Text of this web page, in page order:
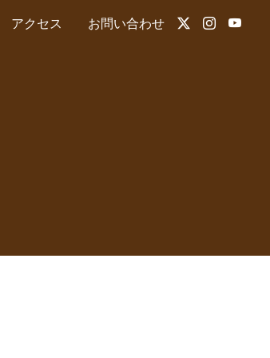
アクセス お問い合わせ